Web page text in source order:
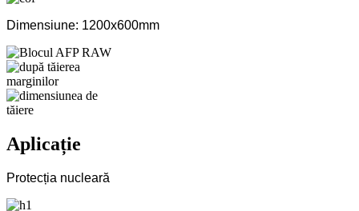
Dimensiune: 1200x600mm
Aplicație
Protecția nucleară